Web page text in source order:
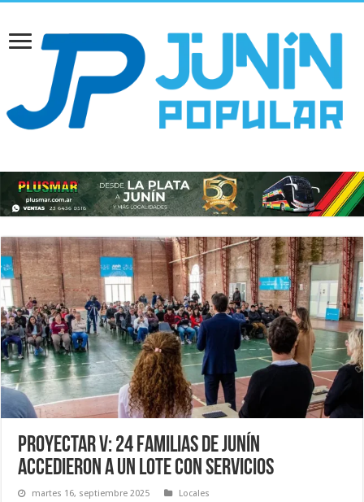
Proyectar V: 24 familias de Junín
accedieron a un lote con servicios
martes 16, septiembre 2025 Locales